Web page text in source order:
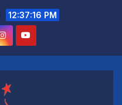
12:37:17 PM